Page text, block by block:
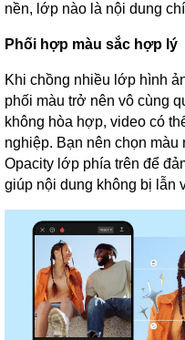
nền, lớp nào là nội dung
Phối hợp màu sắc hợp lý
Khi chồng nhiều lớp hình
phối màu trở nên vô cùng
không hòa hợp, video có
nghiệp. Bạn nên chọn màu
Opacity lớp phía trên để
giúp nội dung không bị lẫn